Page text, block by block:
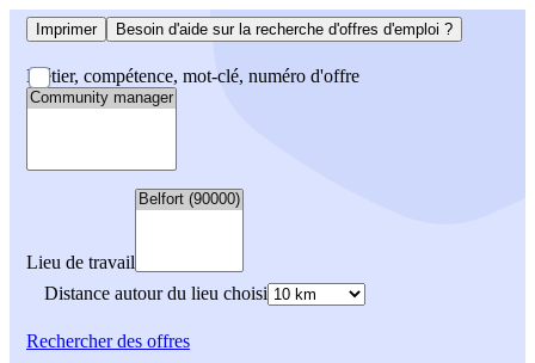
Imprimer Besoin d'aide sur la recherche d'offres d'emploi ?
Métier, compétence, mot-clé, numéro d'offre
Lieu de travail
Distance autour du lieu choisi
Rechercherdes offres